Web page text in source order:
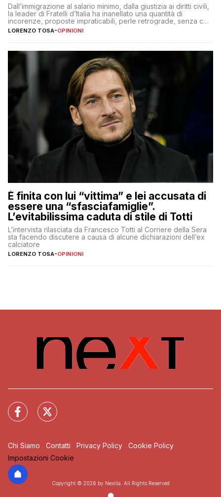
Dall’immigrazione al salario minimo, dalla giustizia ai diritti civili,
la leader di Fratelli d’Italia ha inanellato una quantità di
incorenze, proposte impraticabili, perle retrograde, senza che
nessuno – a destra come a sinistra – glielo abbia fatto notare
LORENZO TOSA-OPINIONI
È finita con lui “vittima” e lei accusata di
essere una “sfasciafamiglie”.
L’evitabilissima caduta di stile di Totti
L’intervista rilasciata da Francesco Totti al Corriere della Sera
sta facendo discutere a causa di alcune dichiarazioni dell’ex
calciatore
LORENZO TOSA-OPINIONI
Chi Siamo Contatti Privacy Policy
Cookie Policy
Impostazioni Cookie
Copyright © 2026 by Nexilia. All Rights Reserved